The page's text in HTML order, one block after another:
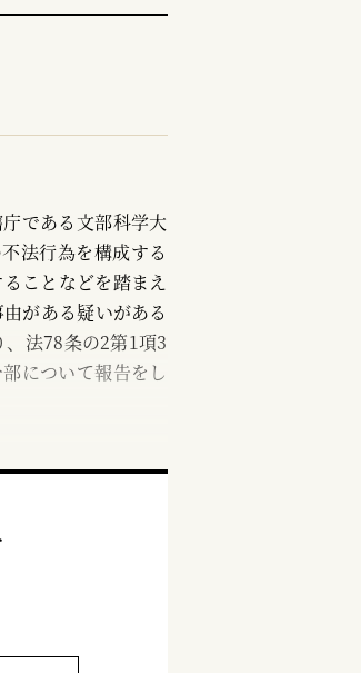
である文部科学大
法行為を構成する
ことなどを踏まえ
がある疑いがある
法78条の2第1項3
について報告をし